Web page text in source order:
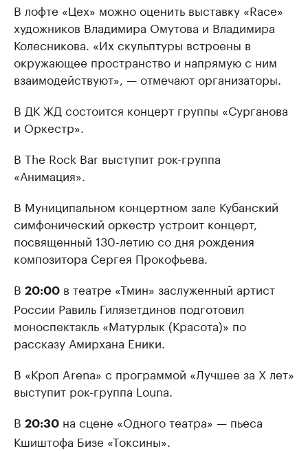
В лофте «Цех» можно оценить выставку «Race»
художников Владимира Омутова и Владимира
Колесникова. «Их скульптуры встроены в
окружающее пространство и напрямую с ним
взаимодействуют», — отмечают организаторы.
В ДК ЖД состоится концерт группы «Сурганова
и Оркестр».
В The Rock Bar выступит рок-группа
«Анимация».
В Муниципальном концертном зале Кубанский
симфонический оркестр устроит концерт,
посвященный 130-летию со дня рождения
композитора Сергея Прокофьева.
В 20:00 в театре «Тмин» заслуженный артист
России Равиль Гилязетдинов подготовил
моноспектакль «Матурлык (Красота)» по
рассказу Амирхана Еники.
В «Кроп Arena» с программой «Лучшее за X лет»
выступит рок-группа Louna.
В 20:30 на сцене «Одного театра» — пьеса
Кшиштофа Бизе «Токсины».